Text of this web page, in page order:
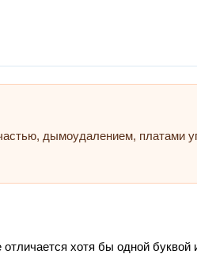
дымоудалением, платами
хотя бы одной